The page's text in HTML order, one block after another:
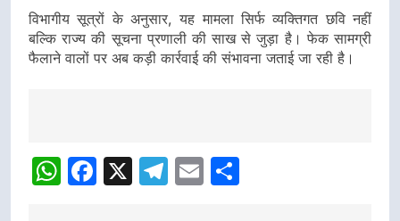
विभागीय सूत्रों के अनुसार, यह मामला सिर्फ व्यक्तिगत छवि नहीं
बल्कि राज्य की सूचना प्रणाली की साख से जुड़ा है। फेक सामग्री
फैलाने वालों पर अब कड़ी कार्रवाई की संभावना जताई जा रही है।
navigation
WhatsApp
Facebook
X Telegram
Email